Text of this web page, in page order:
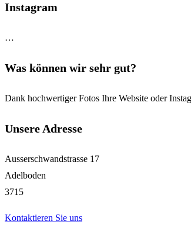
Instagram
…
Was können wir sehr gut?
Dank hochwertiger Fotos Ihre Website oder
Unsere Adresse
Ausserschwandstrasse 17
Adelboden
3715
Kontaktieren Sie uns